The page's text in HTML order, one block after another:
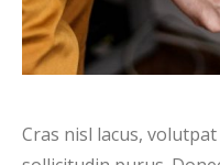
Cras nisl lacus,